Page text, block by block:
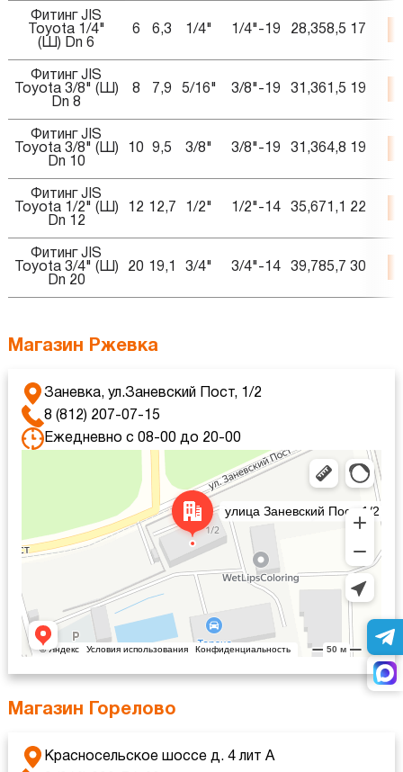
Фитинг JIS
Toyota 1/4"
(Ш) Dn 6
6 6,3 1/4" 1/4"-19 28,358,5 17
Фитинг JIS
Toyota 3/8" (Ш)
Dn 8
8 7,9 5/16" 3/8"-19 31,361,5 19
Фитинг JIS
Toyota 3/8" (Ш)
Dn 10
10 9,5 3/8" 3/8"-19 31,364,8 19
Фитинг JIS
Toyota 1/2" (Ш)
Dn 12
12 12,7 1/2" 1/2"-14 35,6 71,1 22
Фитинг JIS
Toyota 3/4" (Ш)
Dn 20
20 19,1 3/4" 3/4"-14 39,785,7 30
Магазин Ржевка
Заневка, ул.Заневский Пост, 1/2
8 (812) 207-07-15
Ежедневно с 08-00 до 20-00
Яндекс Карты — транспорт, навигация, поиск мест
Магазин Горелово
Красносельское шоссе д. 4 лит А